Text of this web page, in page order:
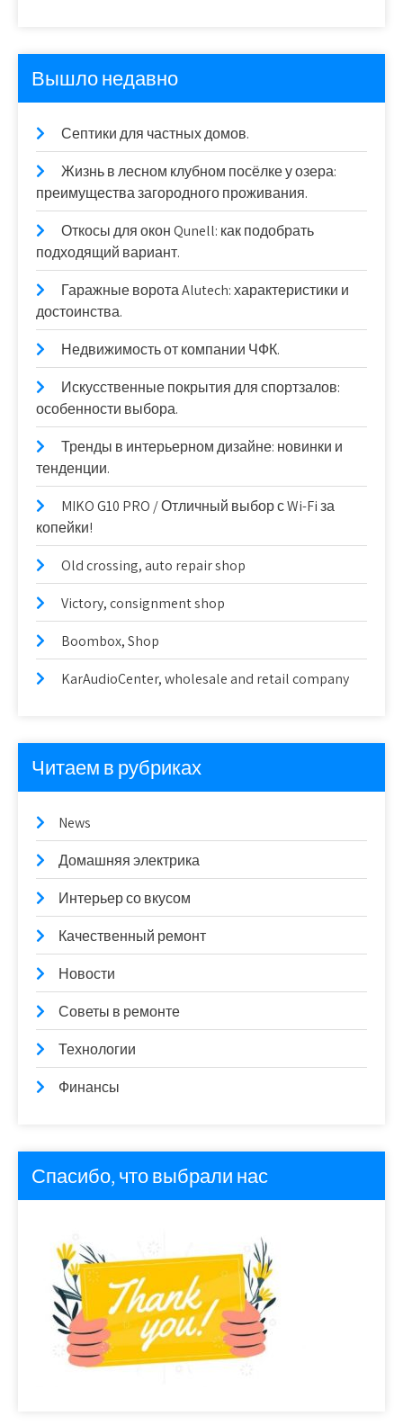
Вышло недавно
Септики для частных домов.
Жизнь в лесном клубном посёлке у озера:
преимущества загородного проживания.
Откосы для окон Qunell: как подобрать
подходящий вариант.
Гаражные ворота Alutech: характеристики и
достоинства.
Недвижимость от компании ЧФК.
Искусственные покрытия для спортзалов:
особенности выбора.
Тренды в интерьерном дизайне: новинки и
тенденции.
MIKO G10 PRO / Отличный выбор с Wi-Fi за
копейки!
Old crossing, auto repair shop
Victory, consignment shop
Boombox, Shop
KarAudioCenter, wholesale and retail company
Читаем в рубриках
News
Домашняя электрика
Интерьер со вкусом
Качественный ремонт
Новости
Советы в ремонте
Технологии
Финансы
Спасибо, что выбрали нас